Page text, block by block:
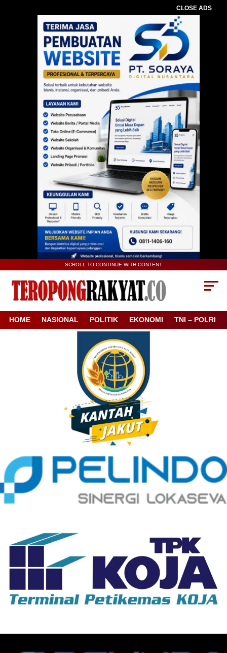
CLOSE ADS
SCROLL TO CONTINUE WITH CONTENT
HOME NASIONAL POLITIK EKONOMI TNI – POLRI